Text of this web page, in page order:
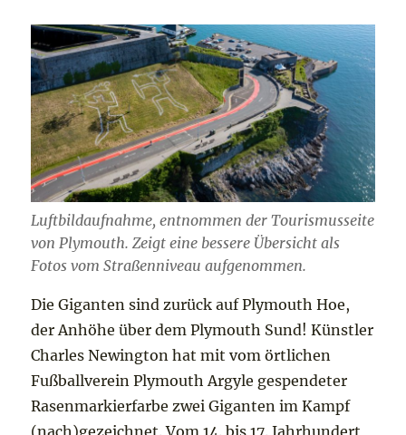
Luftbildaufnahme, entnommen der Tourismusseite
von Plymouth. Zeigt eine bessere Übersicht als
Fotos vom Straßenniveau aufgenommen.
Die Giganten sind zurück auf Plymouth Hoe,
der Anhöhe über dem Plymouth Sund! Künstler
Charles Newington hat mit vom örtlichen
Fußballverein Plymouth Argyle gespendeter
Rasenmarkierfarbe zwei Giganten im Kampf